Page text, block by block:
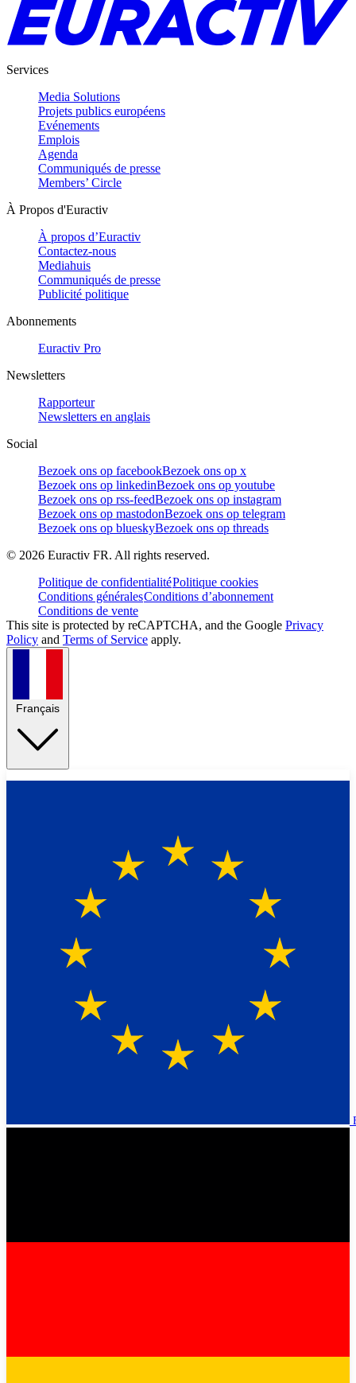
Services
Media Solutions
Projets publics européens
Evénements
Emplois
Agenda
Communiqués de presse
Members’ Circle
À Propos d'Euractiv
À propos d’Euractiv
Contactez-nous
Mediahuis
Communiqués de presse
Publicité politique
Abonnements
Euractiv Pro
Newsletters
Rapporteur
Newsletters en anglais
Social
Bezoek ons op facebookBezoek ons op x
Bezoek ons op linkedinBezoek ons op youtube
Bezoek ons op rss-feedBezoek ons op instagram
Bezoek ons op mastodonBezoek ons op telegram
Bezoek ons op blueskyBezoek ons op threads
© 2026 Euractiv FR. All rights reserved.
Politique de confidentialitéPolitique cookies
Conditions généralesConditions d’abonnement
Conditions de vente
This site is protected by reCAPTCHA, and the Google Privacy
Policy and Terms of Service apply.
Français